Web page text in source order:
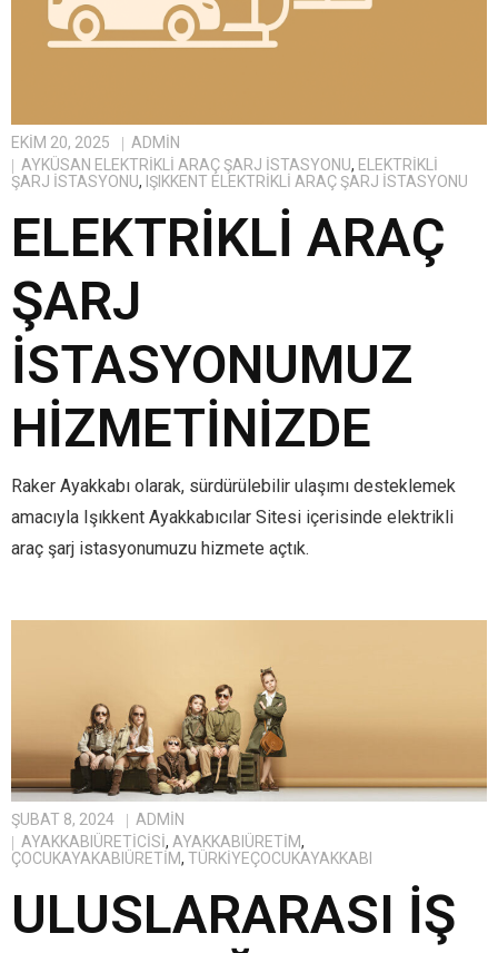
EKIM 20, 2025
ADMIN
AYKÜSAN ELEKTRIKLI ARAÇ ŞARJ İSTASYONU, ELEKTRIKLI
ŞARJ İSTASYONU, IŞIKKENT ELEKTRIKLI ARAÇ ŞARJ İSTASYONU
ELEKTRIKLI ARAÇ
ŞARJ
İSTASYONUMUZ
HIZMETINIZDE
Raker Ayakkabı olarak, sürdürülebilir ulaşımı desteklemek
amacıyla Işıkkent Ayakkabıcılar Sitesi içerisinde elektrikli
araç şarj istasyonumuzu hizmete açtık.
ŞUBAT 8, 2024
ADMIN
AYAKKABIÜRETICISI, AYAKKABIÜRETIM,
ÇOCUKAYAKABIÜRETIM, TÜRKIYEÇOCUKAYAKKABI
ULUSLARARASI İŞ